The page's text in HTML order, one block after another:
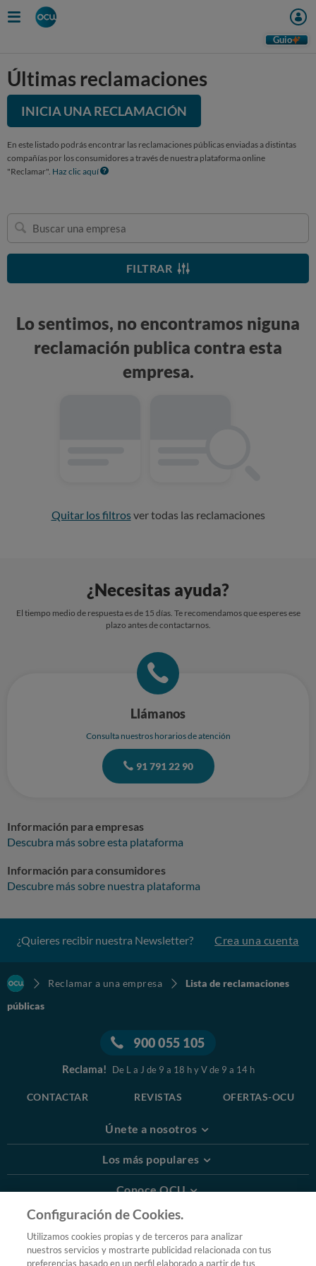
Guio
Últimas reclamaciones
INICIA UNA RECLAMACIÓN
En este listado podrás encontrar las reclamaciones públicas enviadas a distintas
compañías por los consumidores a través de nuestra plataforma online
"Reclamar". Haz clic aquí
Buscar
una
empresa
FILTRAR
Lo sentimos, no encontramos niguna
reclamación publica contra esta
empresa.
Quitar los filtrosver todas las reclamaciones
¿Necesitas ayuda?
El tiempo medio de respuesta es de 15 días. Te recomendamos que esperes ese
plazo antes de contactarnos.
Llámanos
Consulta nuestros horarios de atención
91 791 22 90
Información para empresas
Descubra más sobre esta plataforma
Información para consumidores
Descubre más sobre nuestra plataforma
¿Quieres recibir nuestra Newsletter? Crea una cuenta
Reclamar a una empresa
Lista de reclamaciones
públicas
900 055 105
Reclama! De L a J de 9 a 18 h y V de 9 a 14 h
CONTACTAR REVISTAS OFERTAS-OCU
Únete a nosotros
Los más populares
Conoce OCU
Más Información
© 2026 OCU
Configuración de Cookies.
Utilizamos cookies propias y de terceros para analizar
nuestros servicios y mostrarte publicidad relacionada con tus
preferencias basado en un perfil elaborado a partir de tus